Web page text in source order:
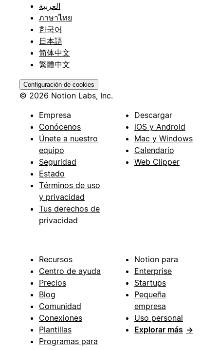
العربية
ภาษาไทย
한국어
日本語
简体中文
繁體中文
Configuración de cookies
© 2026 Notion Labs, Inc.
Empresa
Conócenos
Únete a nuestro
equipo
Seguridad
Estado
Términos de uso
y privacidad
Tus derechos de
privacidad
Descargar
iOS y Android
Mac y Windows
Calendario
Web Clipper
Recursos
Centro de ayuda
Precios
Blog
Comunidad
Conexiones
Plantillas
Programas para
Notion para
Enterprise
Startups
Pequeña
empresa
Uso personal
Explorar más →